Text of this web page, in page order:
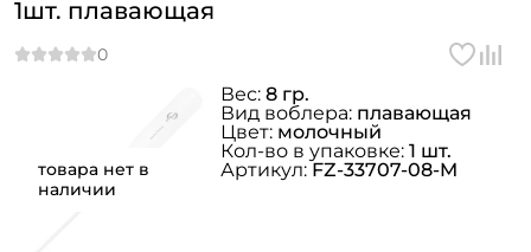
товара нет в
наличии
1шт. плавающая
Вес: 8 гр.
Вид воблера: плавающая
Цвет: молочный
Кол-во в упаковке: 1 шт.
Артикул:FZ-33707-08-M